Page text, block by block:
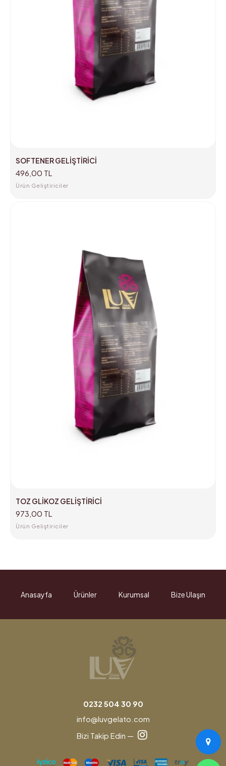
SOFTENER GELİŞTİRİCİ
496,00 TL
Ürün Geliştiriciler
TOZ GLİKOZ GELİŞTİRİCİ
973,00 TL
Ürün Geliştiriciler
Anasayfa Ürünler Kurumsal Bize Ulaşın
0232 504 30 90
info@luvgelato.com
Bizi Takip Edin —